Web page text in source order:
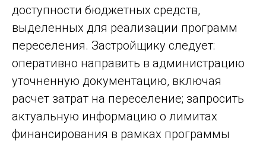
доступности бюджетных средств,
выделенных для реализации программ
переселения. Застройщику следует:
оперативно направить в администрацию
уточненную документацию, включая
расчет затрат на переселение; запросить
актуальную информацию о лимитах
финансирования в рамках программы